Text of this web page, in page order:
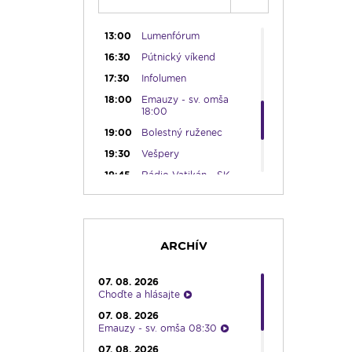
12:30
Biblia za rok
13:00
Lumenfórum
16:30
Pútnický víkend
17:30
Infolumen
18:00
Emauzy - sv. omša
18:00
19:00
Bolestný ruženec
19:30
Vešpery
19:45
Rádio Vatikán - SK
20:00 Rozprávka na dobrú
Jazzový klub s Robom
21:10
Spoznávame Bibliu
Martinovi
+ repríza zamyslenia zo
ARCHÍV
07. 08. 2026
Choďte a hlásajte
07. 08. 2026
Emauzy - sv. omša 08:30
07. 08. 2026